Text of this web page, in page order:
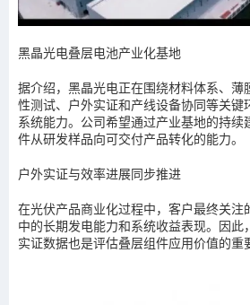
黑晶光电叠层电池产业化基地
据介绍，黑晶光电正在围绕材料体系、薄
性测试、户外实证和产线设备协同等关键
系统能力。公司希望通过产业基地的持续
件从研发样品向可交付产品转化的能力。
户外实证与效率进展同步推进
在光伏产品商业化过程中，客户最终关注
中的长期发电能力和系统收益表现。因
实证数据也是评估叠层组件应用价值的重